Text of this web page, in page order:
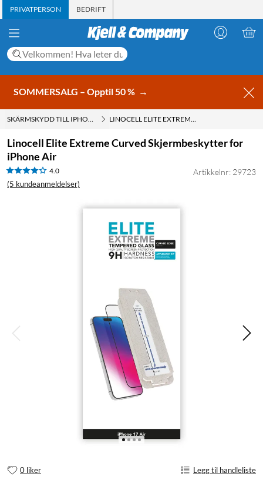
PRIVATPERSON BEDRIFT
SOMMERSALG – Opptil 50 % →
SKÄRMSKYDD TILL IPHONE AIR LINOCELL ELITE EXTREME CURVED SKJERMBESKYTTER FOR IPHONE AIR
Linocell Elite Extreme Curved Skjermbeskytter for
iPhone Air
4.0
(5 kundeanmeldelser)
Artikkelnr: 29723
0 liker Legg til handleliste